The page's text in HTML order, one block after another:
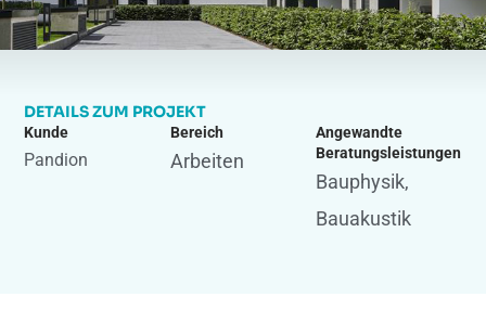
DETAILS ZUM PROJEKT
Kunde
Pandion
Bereich
Arbeiten
Angewandte
Beratungsleistungen
Bauphysik,
Bauakustik